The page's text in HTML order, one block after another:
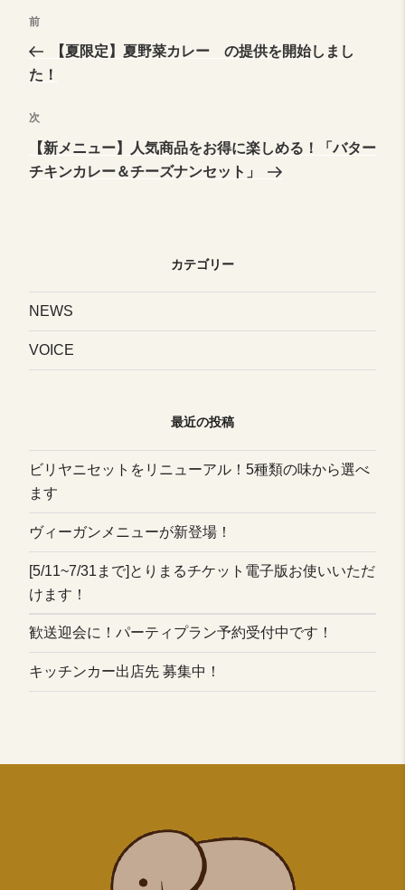
投
稿
ナ
ビ
ー
シ
ン
前
の
投
前
【夏限定】夏野菜カレー の提供を開始しまし
た！
次
の
投
次
【新メニュー】人気商品をお得に楽しめる！「バター
チキンカレー＆チーズナンセット」
カテゴリー
NEWS
VOICE
最近の投稿
ビリヤニセットをリニューアル！5種類の味から選べ
ます
ヴィーガンメニューが新登場！
[5/11~7/31まで]とりまるチケット電子版お使いいただ
けます！
歓送迎会に！パーティプラン予約受付中です！
キッチンカー出店先 募集中！